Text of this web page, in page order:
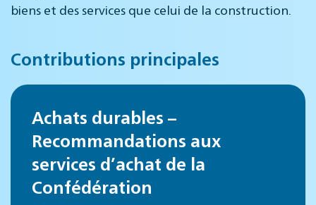
biens et des services que celui de la construction.
Contributions principales
Achats durables –
Recommandations aux
services d’achat de la
Confédération